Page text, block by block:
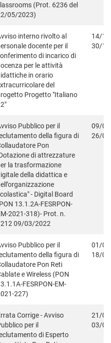
(Prot. 6236 del
05/2023)
interno rivolto al
docente per il
di incarico di
per le attività
in orario
del
Progetto "Italiano
14/
30/
Pubblico per il
della figura di
Pon
di attrezzature
la trasformazione
della didattica e
- Digital Board
13.1.2A-FESRPON-
2021-318)- Prot. n.
09/03/2022
09/
26/
Pubblico per il
della figura di
Pon Reti
e Wireless (PON
FESRPON-EM-
227)
01/
18/
Corrige - Avviso
per il
di Esperto
21/
03/